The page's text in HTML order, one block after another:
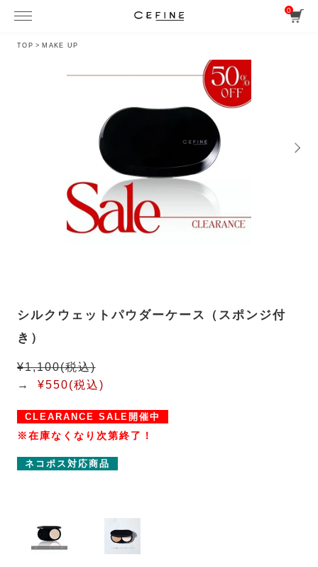
0
TOP > MAKE UP
シルクウェットパウダーケース（スポンジ付
き）
¥1,100(税込)
→
¥550(税込)
CLEARANCE SALE開催中
※在庫なくなり次第終了！
ネコポス対応商品